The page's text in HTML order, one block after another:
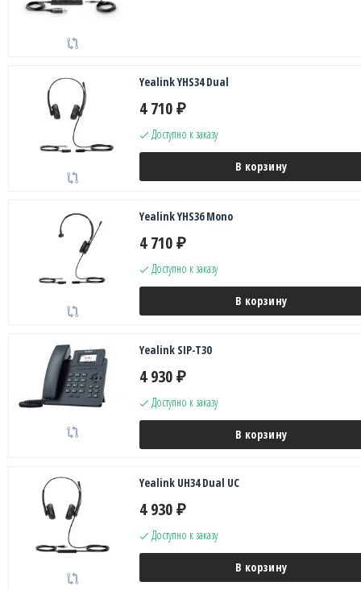
Yealink YHS34 Dual
4 710 ₽
Доступно к заказу
В корзину
Yealink YHS36 Mono
4 710 ₽
Доступно к заказу
В корзину
Yealink SIP-T30
4 930 ₽
Доступно к заказу
В корзину
Yealink UH34 Dual UC
4 930 ₽
Доступно к заказу
В корзину